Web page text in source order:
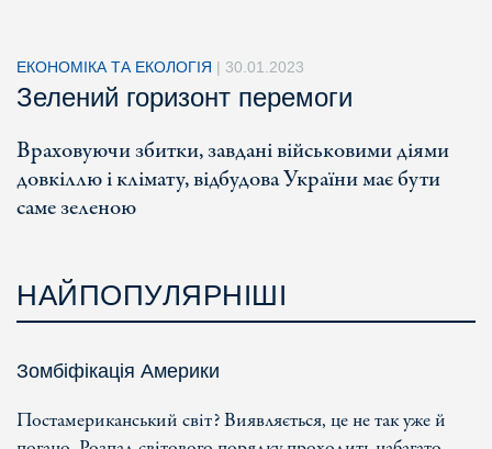
ЕКОНОМІКА ТА ЕКОЛОГІЯ | 30.01.2023
Зелений горизонт перемоги
Враховуючи збитки, завдані військовими діями
довкіллю і клімату, відбудова України має бути
саме зеленою
НАЙПОПУЛЯРНІШІ
Зомбіфікація Америки
Постамериканський світ? Виявляється, це не так уже й